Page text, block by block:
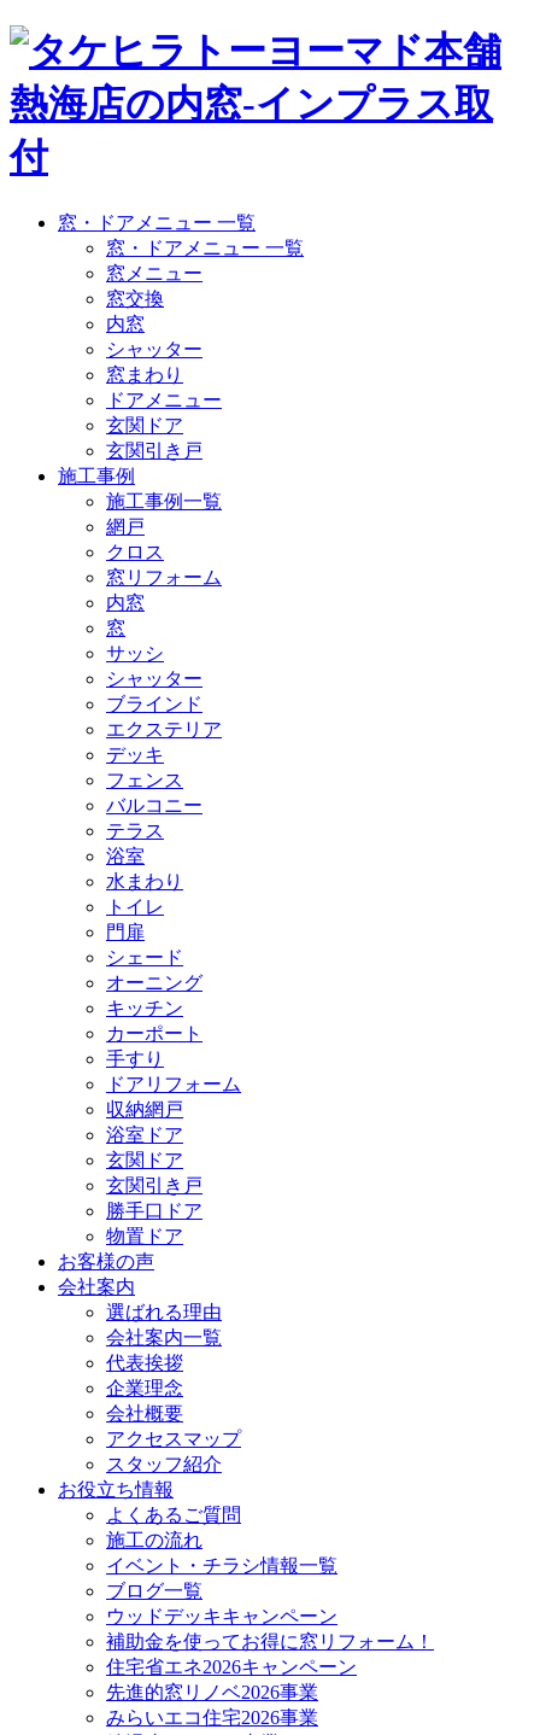
窓・ドアメニュー 一覧
窓・ドアメニュー 一覧
窓メニュー
窓交換
内窓
シャッター
窓まわり
ドアメニュー
玄関ドア
玄関引き戸
施工事例
施工事例一覧
網戸
クロス
窓リフォーム
内窓
窓
サッシ
シャッター
ブラインド
エクステリア
デッキ
フェンス
バルコニー
テラス
浴室
水まわり
トイレ
門扉
シェード
オーニング
キッチン
カーポート
手すり
ドアリフォーム
収納網戸
浴室ドア
玄関ドア
玄関引き戸
勝手口ドア
物置ドア
お客様の声
会社案内
選ばれる理由
会社案内一覧
代表挨拶
企業理念
会社概要
アクセスマップ
スタッフ紹介
お役立ち情報
よくあるご質問
施工の流れ
イベント・チラシ情報一覧
ブログ一覧
ウッドデッキキャンペーン
補助金を使ってお得に窓リフォーム！
住宅省エネ2026キャンペーン
先進的窓リノベ2026事業
みらいエコ住宅2026事業